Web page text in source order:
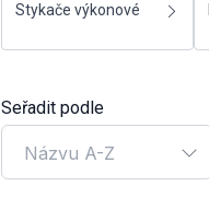
Stykače výkonové
Seřadit podle
Názvu A-Z